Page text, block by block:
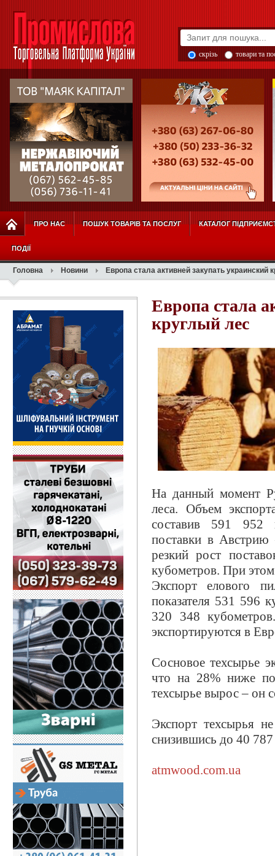
скрізь товари та
ПРО НАС ПОШУК ТОВАРІВ ТА ПОСЛУГ КАТАЛОГ
ПОДІЇ
Головна Новини Европа стала активней закупать украинский
Европа стала
круглый лес
На данный момент
леса. Объем
составив 591 952
поставки в
резкий рост
кубометров. При
Экспорт елового
показателя 531 596
320 348
экспортируются в
Сосновое техсырье
что на 28% ниже
техсырье вырос – он
Экспорт техсырья
снизившись до 40
atmwood.com.ua